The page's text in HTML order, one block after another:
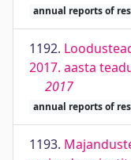
annual reports of
1192.
2017. aasta
2017
annual reports of
1193.